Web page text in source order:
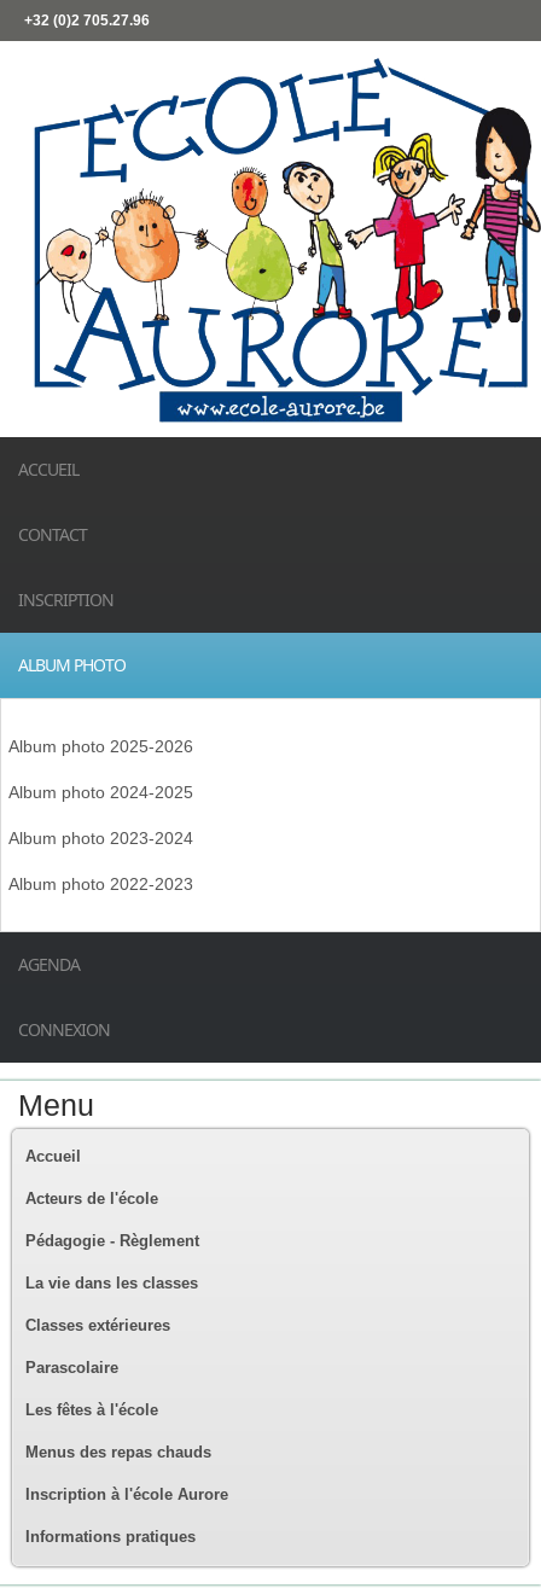
+32 (0)2 705.27.96
ACCUEIL
CONTACT
INSCRIPTION
ALBUM PHOTO
Album photo 2025-2026
Album photo 2024-2025
Album photo 2023-2024
Album photo 2022-2023
AGENDA
CONNEXION
Menu
Accueil
Acteurs de l'école
Pédagogie - Règlement
La vie dans les classes
Classes extérieures
Parascolaire
Les fêtes à l'école
Menus des repas chauds
Inscription à l'école Aurore
Informations pratiques